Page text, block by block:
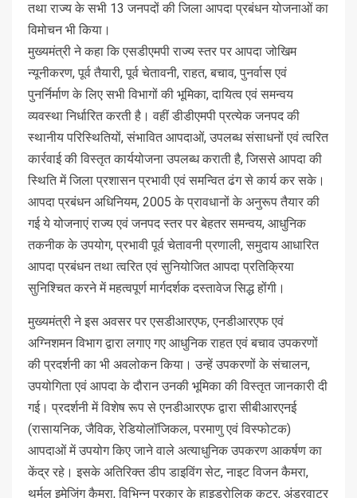
तथा राज्य के सभी 13 जनपदों की जिला आपदा प्रबंधन योजनाओं का
विमोचन भी किया।
मुख्यमंत्री ने कहा कि एसडीएमपी राज्य स्तर पर आपदा जोखिम
न्यूनीकरण, पूर्व तैयारी, पूर्व चेतावनी, राहत, बचाव, पुनर्वास एवं
पुनर्निर्माण के लिए सभी विभागों की भूमिका, दायित्व एवं समन्वय
व्यवस्था निर्धारित करती है। वहीं डीडीएमपी प्रत्येक जनपद की
स्थानीय परिस्थितियों, संभावित आपदाओं, उपलब्ध संसाधनों एवं त्वरित
कार्रवाई की विस्तृत कार्ययोजना उपलब्ध कराती है, जिससे आपदा की
स्थिति में जिला प्रशासन प्रभावी एवं समन्वित ढंग से कार्य कर सके।
आपदा प्रबंधन अधिनियम, 2005 के प्रावधानों के अनुरूप तैयार की
गई ये योजनाएं राज्य एवं जनपद स्तर पर बेहतर समन्वय, आधुनिक
तकनीक के उपयोग, प्रभावी पूर्व चेतावनी प्रणाली, समुदाय आधारित
आपदा प्रबंधन तथा त्वरित एवं सुनियोजित आपदा प्रतिक्रिया
सुनिश्चित करने में महत्वपूर्ण मार्गदर्शक दस्तावेज सिद्ध होंगी।
मुख्यमंत्री ने इस अवसर पर एसडीआरएफ, एनडीआरएफ एवं
अग्निशमन विभाग द्वारा लगाए गए आधुनिक राहत एवं बचाव उपकरणों
की प्रदर्शनी का भी अवलोकन किया। उन्हें उपकरणों के संचालन,
उपयोगिता एवं आपदा के दौरान उनकी भूमिका की विस्तृत जानकारी दी
गई। प्रदर्शनी में विशेष रूप से एनडीआरएफ द्वारा सीबीआरएनई
(रासायनिक, जैविक, रेडियोलॉजिकल, परमाणु एवं विस्फोटक)
आपदाओं में उपयोग किए जाने वाले अत्याधुनिक उपकरण आकर्षण का
केंद्र रहे। इसके अतिरिक्त डीप डाइविंग सेट, नाइट विजन कैमरा,
थर्मल इमेजिंग कैमरा, विभिन्न प्रकार के हाइड्रोलिक कटर, अंडरवाटर